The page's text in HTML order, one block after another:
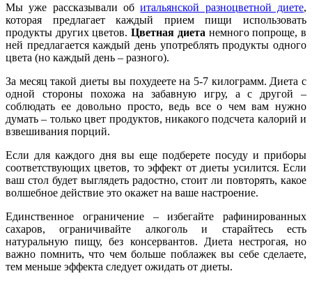
Мы уже рассказывали обитальянской разноцветной диете,
которая предлагает каждый прием пищи использовать
продукты других цветов.Цветная диета немного попроще, в
ней предлагается каждый день употреблять продукты одного
цвета (но каждый день – разного).
За месяц такой диеты вы похудеете на 5-7 килограмм. Диета с
одной стороны похожа на забавную игру, а с другой –
соблюдать ее довольно просто, ведь все о чем вам нужно
думать – только цвет продуктов, никакого подсчета калорий и
взвешивания порций.
Если для каждого дня вы еще подберете посуду и приборы
соответствующих цветов, то эффект от диеты усилится. Если
ваш стол будет выглядеть радостно, стоит ли повторять, какое
волшебное действие это окажет на ваше настроение.
Единственное ограничение – избегайте рафинированных
сахаров, ограничивайте алкоголь и старайтесь есть
натуральную пищу, без консервантов. Диета нестрогая, но
важно помнить, что чем больше поблажек вы себе сделаете,
тем меньше эффекта следует ожидать от диеты.